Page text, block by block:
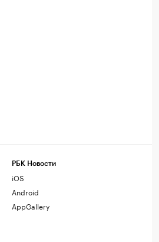
РБК Новости
iOS
Android
AppGallery